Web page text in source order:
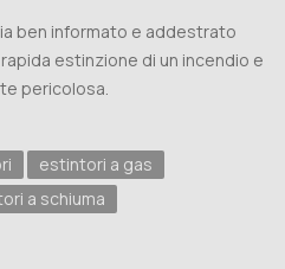
ben informato e addestrato
estinzione di un incendio e
pericolosa.
estintori a gas
a schiuma